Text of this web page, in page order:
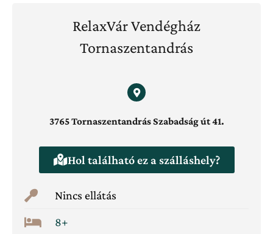
RelaxVár Vendégház
Tornaszentandrás
3765 Tornaszentandrás Szabadság út 41.
Hol található ez a szálláshely?
Nincs ellátás
8+